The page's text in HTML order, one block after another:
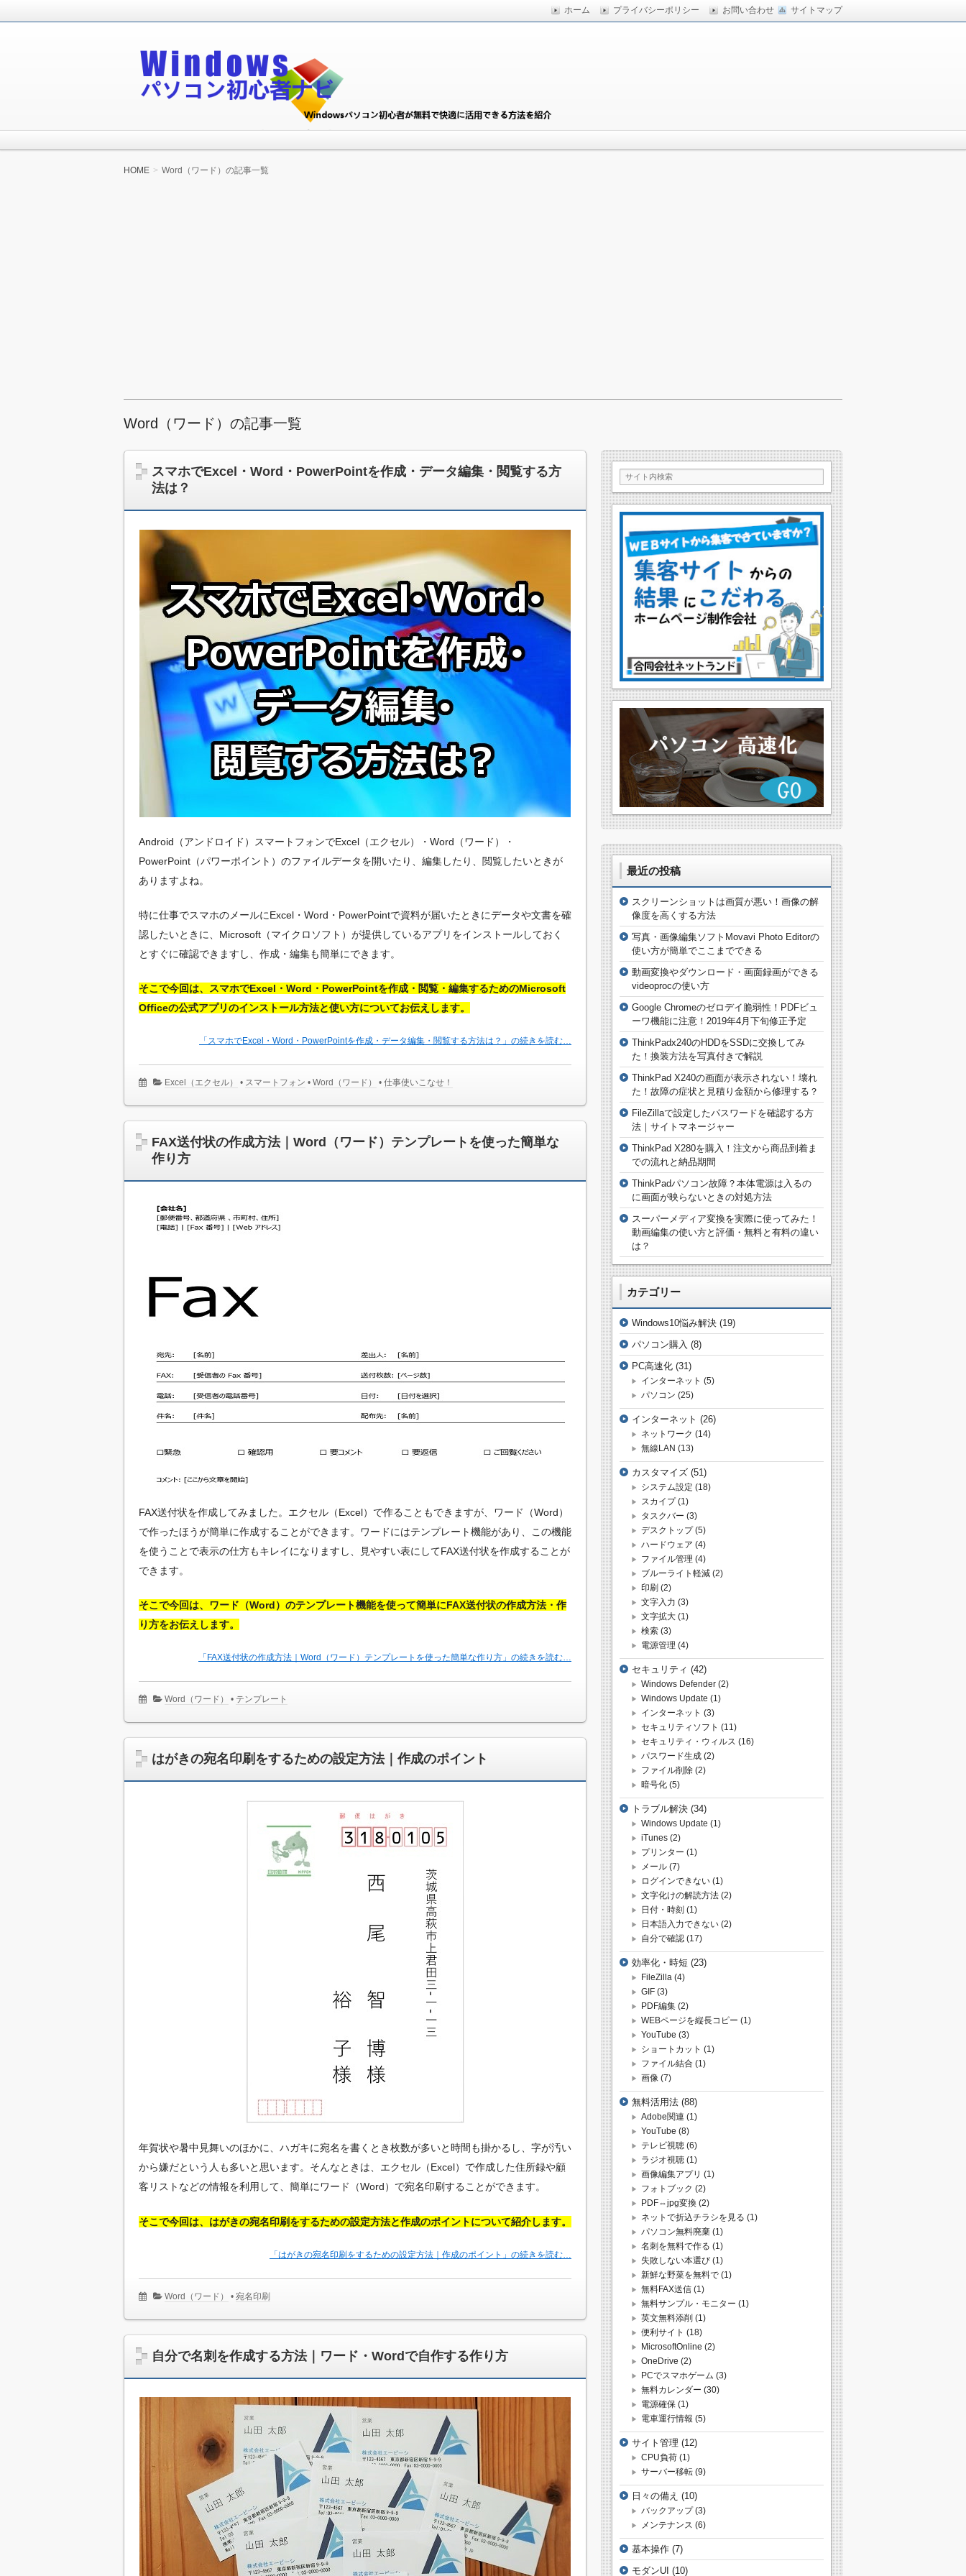
サイトマップ
ホーム プライバシーポリシー お問い合わせ
Windowsパソコン初心者ナビ
HOME Word（ワード）の記事一覧
Word（ワード）の記事一覧
スマホでExcel・Word・PowerPointを作成・データ編集・閲覧する方
法は？
Android（アンドロイド）スマートフォンでExcel（エクセル）・Word（ワード）・
PowerPoint（パワーポイント）のファイルデータを開いたり、編集したり、閲覧したいときが
ありますよね。
特に仕事でスマホのメールにExcel・Word・PowerPointで資料が届いたときにデータや文書を確
認したいときに、Microsoft（マイクロソフト）が提供しているアプリをインストールしておく
とすぐに確認できますし、作成・編集も簡単にできます。
そこで今回は、スマホでExcel・Word・PowerPointを作成・閲覧・編集するためのMicrosoft
Officeの公式アプリのインストール方法と使い方についてお伝えします。
「スマホでExcel・Word・PowerPointを作成・データ編集・閲覧する方法は？」の続きを読む…
Excel（エクセル） • スマートフォン •Word（ワード） •仕事使いこなせ！
FAX送付状の作成方法｜Word（ワード）テンプレートを使った簡単な
作り方
FAX送付状を作成してみました。エクセル（Excel）で作ることもできますが、ワード（Word）
で作ったほうが簡単に作成することができます。ワードにはテンプレート機能があり、この機能
を使うことで表示の仕方もキレイになりますし、見やすい表にしてFAX送付状を作成することが
できます。
そこで今回は、ワード（Word）のテンプレート機能を使って簡単にFAX送付状の作成方法・作
り方をお伝えします。
「FAX送付状の作成方法｜Word（ワード）テンプレートを使った簡単な作り方」の続きを読む…
Word（ワード） • テンプレート
はがきの宛名印刷をするための設定方法｜作成のポイント
年賀状や暑中見舞いのほかに、ハガキに宛名を書くとき枚数が多いと時間も掛かるし、字が汚い
から嫌だという人も多いと思います。そんなときは、エクセル（Excel）で作成した住所録や顧
客リストなどの情報を利用して、簡単にワード（Word）で宛名印刷することができます。
そこで今回は、はがきの宛名印刷をするための設定方法と作成のポイントについて紹介します。
「はがきの宛名印刷をするための設定方法｜作成のポイント」の続きを読む…
Word（ワード） •宛名印刷
自分で名刺を作成する方法｜ワード・Wordで自作する作り方
最近の投稿
スクリーンショットは画質が悪い！画像の解
像度を高くする方法
写真・画像編集ソフトMovavi Photo Editorの
使い方が簡単でここまでできる
動画変換やダウンロード・画面録画ができる
videoprocの使い方
Google Chromeのゼロデイ脆弱性！PDFビュ
ーワ機能に注意！2019年4月下旬修正予定
ThinkPadx240のHDDをSSDに交換してみ
た！換装方法を写真付きで解説
ThinkPad X240の画面が表示されない！壊れ
た！故障の症状と見積り金額から修理する？
FileZillaで設定したパスワードを確認する方
法｜サイトマネージャー
ThinkPad X280を購入！注文から商品到着ま
での流れと納品期間
ThinkPadパソコン故障？本体電源は入るの
に画面が映らないときの対処方法
スーパーメディア変換を実際に使ってみた！
動画編集の使い方と評価・無料と有料の違い
は？
カテゴリー
Windows10悩み解決 (19)
パソコン購入 (8)
PC高速化 (31)
インターネット (5)
パソコン (25)
インターネット (26)
ネットワーク (14)
無線LAN (13)
カスタマイズ (51)
システム設定 (18)
スカイプ(1)
タスクバー (3)
デスクトップ(5)
ハードウェア (4)
ファイル管理 (4)
ブルーライト軽減 (2)
印刷 (2)
文字入力 (3)
文字拡大 (1)
検索 (3)
電源管理 (4)
セキュリティ (42)
Windows Defender (2)
Windows Update (1)
インターネット (3)
セキュリティソフト (11)
セキュリティ・ウィルス (16)
パスワード生成 (2)
ファイル削除 (2)
暗号化 (5)
トラブル解決 (34)
Windows Update (1)
iTunes (2)
プリンター (1)
メール (7)
ログインできない (1)
文字化けの解読方法 (2)
日付・時刻 (1)
日本語入力できない (2)
自分で確認 (17)
効率化・時短 (23)
FileZilla (4)
GIF (3)
PDF編集 (2)
WEBページを縦長コピー (1)
YouTube (3)
ショートカット (1)
ファイル結合 (1)
画像 (7)
無料活用法 (88)
Adobe関連 (1)
YouTube (8)
テレビ視聴 (6)
ラジオ視聴 (1)
画像編集アプリ (1)
フォトブック (2)
PDF⇔jpg変換 (2)
ネットで折込チラシを見る (1)
パソコン無料廃棄 (1)
名刺を無料で作る (1)
失敗しない本選び (1)
新鮮な野菜を無料で (1)
無料FAX送信 (1)
無料サンプル・モニター (1)
英文無料添削 (1)
便利サイト (18)
MicrosoftOnline (2)
OneDrive (2)
PCでスマホゲーム (3)
無料カレンダー (30)
電源確保 (1)
電車運行情報 (5)
サイト管理 (12)
CPU負荷 (1)
サーバー移転 (9)
日々の備え (10)
バックアップ(3)
メンテナンス (6)
基本操作 (7)
モダンUI (10)